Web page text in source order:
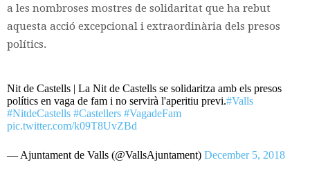
a les nombroses mostres de solidaritat que ha rebut
aquesta acció excepcional i extraordinària dels presos
polítics.
Nit de Castells | La Nit de Castells se solidaritza amb els presos
polítics en vaga de fam i no servirà l'aperitiu previ.#Valls
#NitdeCastells #Castellers #VagadeFam
pic.twitter.com/k09T8UvZBd
— Ajuntament de Valls (@VallsAjuntament) December 5, 2018